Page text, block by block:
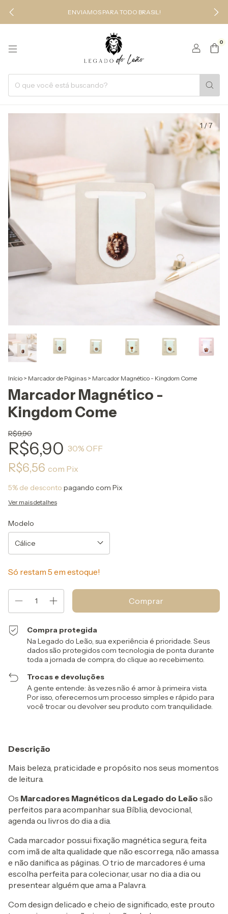
ENVIAMOS PARA TODO BRASIL!
0
1/7
Início > Marcador de Páginas > Marcador Magnético - Kingdom Come
Marcador Magnético -
Kingdom Come
R$9,90
R$6,90 30% OFF
R$6,56 com Pix
5% de desconto pagando com Pix
Ver mais detalhes
Modelo
Só restam 5 em estoque!
Compra protegida
Na Legado do Leão, sua experiência é prioridade. Seus
dados são protegidos com tecnologia de ponta durante
toda a jornada de compra, do clique ao recebimento.
Trocas e devoluções
A gente entende: às vezes não é amor à primeira vista.
Por isso, oferecemos um processo simples e rápido para
você trocar ou devolver seu produto com tranquilidade.
Descrição
Mais beleza, praticidade e propósito nos seus momentos
de leitura.
Os Marcadores Magnéticos da Legado do Leão são
perfeitos para acompanhar sua Bíblia, devocional,
agenda ou livros do dia a dia.
Cada marcador possui fixação magnética segura, feita
com imã de alta qualidade que não escorrega, não amassa
e não danifica as páginas. O trio de marcadores é uma
escolha perfeita para colecionar, usar no dia a dia ou
presentear alguém que ama a Palavra.
Com design delicado e cheio de significado, este prouto